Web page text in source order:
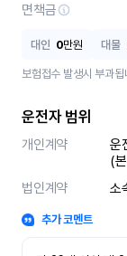
면책금
대인 0만원 대물
보험접수 발생시 부과됩
운전자 범위
개인계약
운
(
법인계약
소
추가 코멘트